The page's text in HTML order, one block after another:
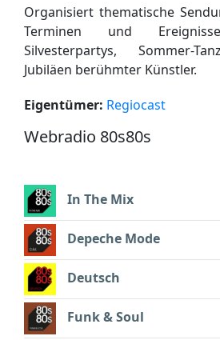
Organisiert thematische
Terminen und
Silvesterpartys, Sommer-
Jubiläen berühmter Künstler.
Eigentümer: Regiocast
Webradio 80s80s
In The Mix
Depeche Mode
Deutsch
Funk & Soul